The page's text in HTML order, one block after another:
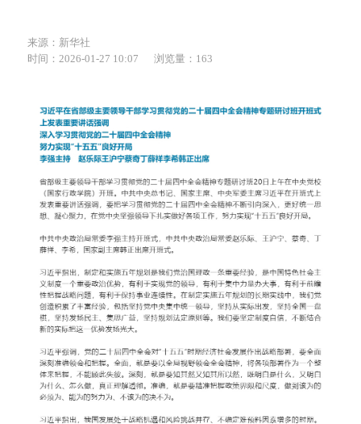
来源：新华社
时间：2026-01-27 10:07
浏览量：163